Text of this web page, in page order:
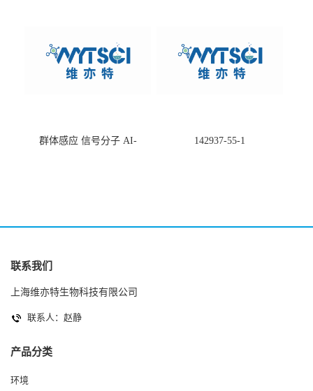
群体感应 信号分子 AI-
142937-55-1
联系我们
上海维亦特生物科技有限公司
联系人：赵静
产品分类
环境